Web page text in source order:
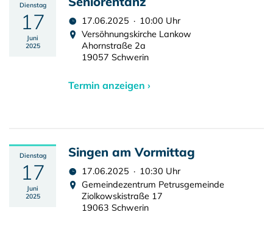
Dienstag
17
Juni
2025
17.06.2025 · 10:00 Uhr
Versöhnungskirche Lankow
Ahornstraße 2a
19057 Schwerin
Termin anzeigen ›
Dienstag
17
Juni
2025
Singen am Vormittag
17.06.2025 · 10:30 Uhr
Gemeindezentrum Petrusgemeinde
Ziolkowskistraße 17
19063 Schwerin